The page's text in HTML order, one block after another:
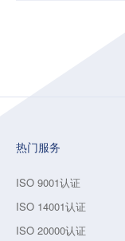
热门服务
ISO 9001认证
ISO 14001认证
ISO 20000认证